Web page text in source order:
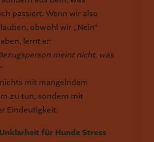
passiert. Wenn wir also
obwohl wir „Nein“
lernt er:
meint nicht, was
mit mangelndem
zu tun, sondern mit
Eindeutigkeit.
für Hunde Stress